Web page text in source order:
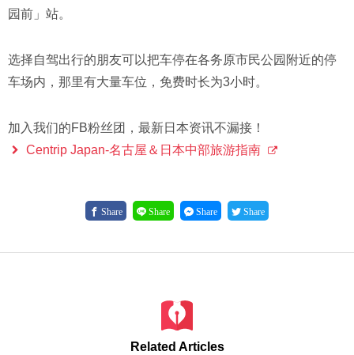
园前」站。
选择自驾出行的朋友可以把车停在各务原市民公园附近的停
车场内，那里有大量车位，免费时长为3小时。
加入我们的FB粉丝团，最新日本资讯不漏接！
Centrip Japan-名古屋＆日本中部旅游指南
Share Share Share Share
Related Articles